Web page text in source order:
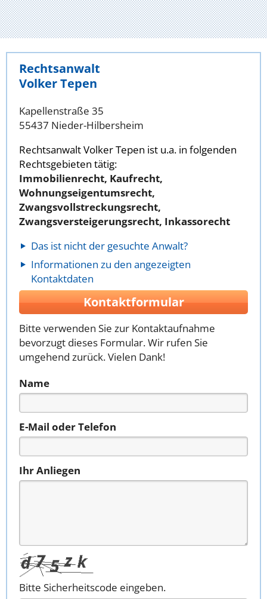
Rechtsanwalt
Volker Tepen
Kapellenstraße 35
55437 Nieder-Hilbersheim
Rechtsanwalt Volker Tepen ist u.a. in folgenden
Rechtsgebieten tätig:
Immobilienrecht, Kaufrecht,
Wohnungseigentumsrecht,
Zwangsvollstreckungsrecht,
Zwangsversteigerungsrecht, Inkassorecht
Das ist nicht der gesuchte Anwalt?
Informationen zu den angezeigten
Kontaktdaten
Kontaktformular
Bitte verwenden Sie zur Kontaktaufnahme
bevorzugt dieses Formular. Wir rufen Sie
umgehend zurück. Vielen Dank!
Name
E-Mail oder Telefon
Ihr Anliegen
Bitte Sicherheitscode eingeben.